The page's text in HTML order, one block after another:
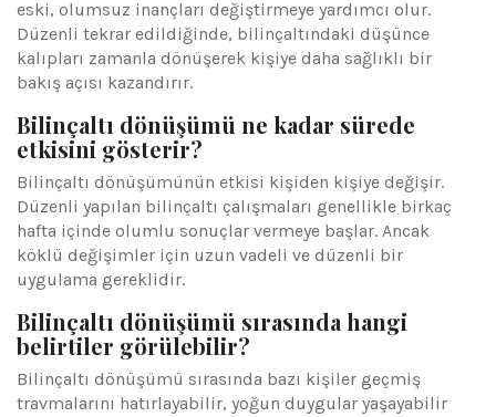
eski, olumsuz inançları değiştirmeye yardımcı olur.
Düzenli tekrar edildiğinde, bilinçaltındaki düşünce
kalıpları zamanla dönüşerek kişiye daha sağlıklı bir
bakış açısı kazandırır.
Bilinçaltı dönüşümü ne kadar sürede
etkisini gösterir?
Bilinçaltı dönüşümünün etkisi kişiden kişiye değişir.
Düzenli yapılan bilinçaltı çalışmaları genellikle birkaç
hafta içinde olumlu sonuçlar vermeye başlar. Ancak
köklü değişimler için uzun vadeli ve düzenli bir
uygulama gereklidir.
Bilinçaltı dönüşümü sırasında hangi
belirtiler görülebilir?
Bilinçaltı dönüşümü sırasında bazı kişiler geçmiş
travmalarını hatırlayabilir, yoğun duygular yaşayabilir